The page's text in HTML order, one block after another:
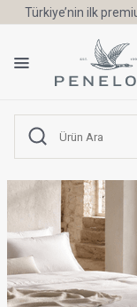
Türkiye’nin ilk